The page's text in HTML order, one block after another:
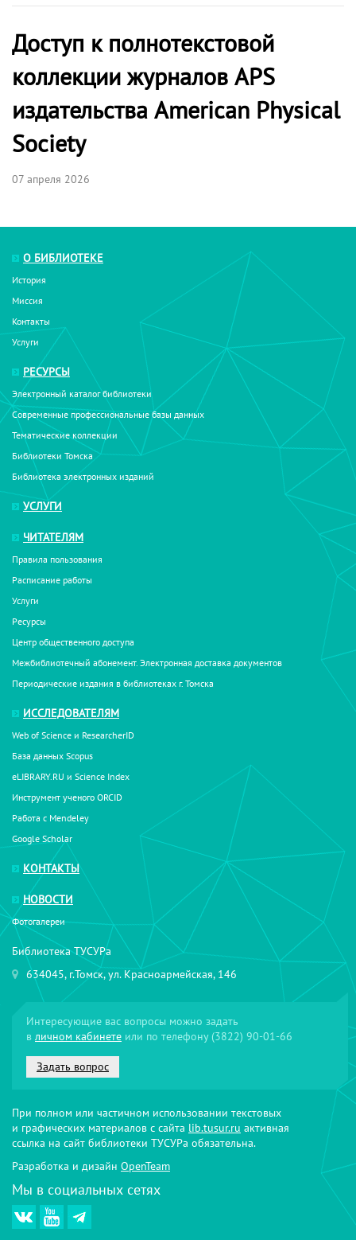
Доступ к полнотекстовой
коллекции журналов APS
издательства American Physical
Society
07 апреля 2026
О БИБЛИОТЕКЕ
История
Миссия
Контакты
Услуги
РЕСУРСЫ
Электронный каталог библиотеки
Современные профессиональные базы данных
Тематические коллекции
Библиотеки Томска
Библиотека электронных изданий
УСЛУГИ
ЧИТАТЕЛЯМ
Правила пользования
Расписание работы
Услуги
Ресурсы
Центр общественного доступа
Межбиблиотечный абонемент. Электронная доставка документов
Периодические издания в библиотеках г. Томска
ИССЛЕДОВАТЕЛЯМ
Web of Science и ResearcherID
База данных Scopus
eLIBRARY.RU и Science Index
Инструмент ученого ORCID
Работа с Mendeley
Google Scholar
КОНТАКТЫ
НОВОСТИ
Фотогалереи
Библиотека ТУСУРа
634045, г.Томск, ул. Красноармейская, 146
Интересующие вас вопросы можно задать
в личном кабинете или по телефону (3822) 90-01-66
Задать вопрос
При полном или частичном использовании текстовых
и графических материалов с сайта lib.tusur.ru активная
ссылка на сайт библиотеки ТУСУРа обязательна.
Разработка и дизайн OpenTeam
Мы в социальных сетях